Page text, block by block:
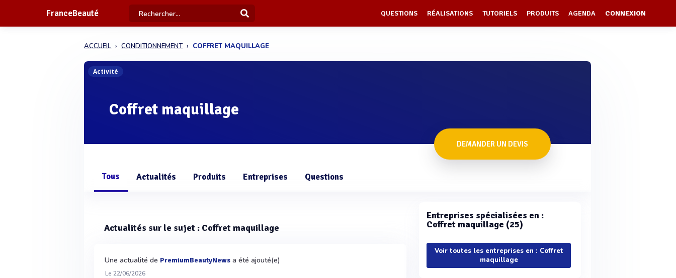
FranceBeauté QUESTIONS RÉALISATIONS TUTORIELS PRODUITS AGENDA CONNEXION
ACCUEIL CONDITIONNEMENT COFFRET MAQUILLAGE
Activité
Coffret maquillage
DEMANDER UN DEVIS
Tous Actualités Produits Entreprises Questions
Actualités sur le sujet : Coffret maquillage
Une actualité de PremiumBeautyNews a été ajouté(e)
Le 22/06/2026
Entreprises spécialisées en :
Coffret maquillage (25)
Voir toutes les entreprises en : Coffret
maquillage